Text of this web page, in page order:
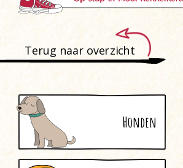
Terug naar overzicht
Honden